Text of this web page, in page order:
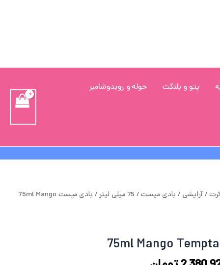
پتو و بلنکت حوله و روبدوشامبر
/آرایشی / بادی میست/ 75 میلی لیتر / بادی میست 75ml Mango قیمت